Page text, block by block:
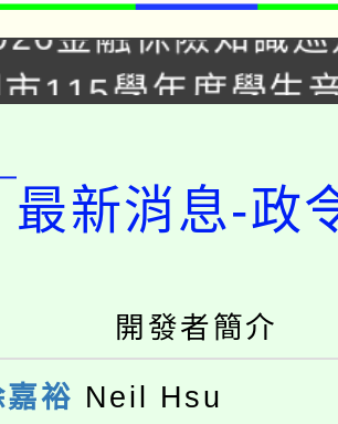
課)教師甄選結果(
金融保險知識
動
115學年度學生
課)教師甄選結果(
校115學年度第
課)教師甄選結果(
國文化大學推廣
》溝通分析基
迎學生輔導中心
校園短影音徵選
115學年度學生
市補助參觀特色
最新消息-政
開發者簡介
嘉裕 Neil Hsu